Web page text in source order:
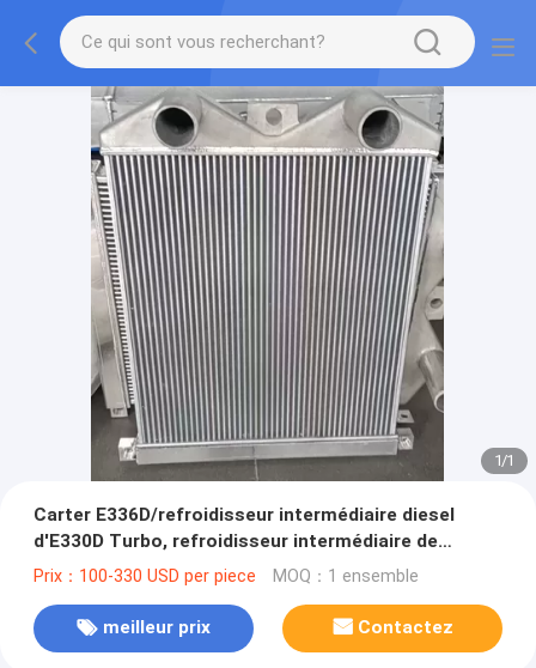
1/1
Carter E336D/refroidisseur intermédiaire diesel
d'E330D Turbo, refroidisseur intermédiaire de
véhicule de 62mm
Prix：100-330 USD per piece MOQ：1 ensemble
meilleur prix Contactez